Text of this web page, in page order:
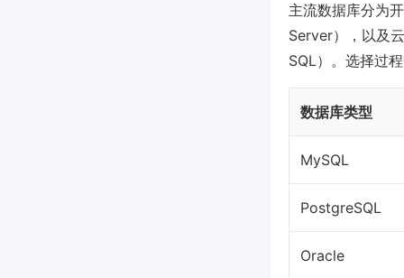
主流数据库分为
Server），以及
SQL）。选择过
数据库类型
MySQL
PostgreSQL
Oracle